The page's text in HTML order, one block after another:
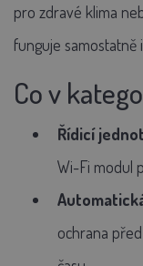
pro zdravé klima
funguje samostatně
Co v
Řídicí
Wi-Fi modul
ochrana